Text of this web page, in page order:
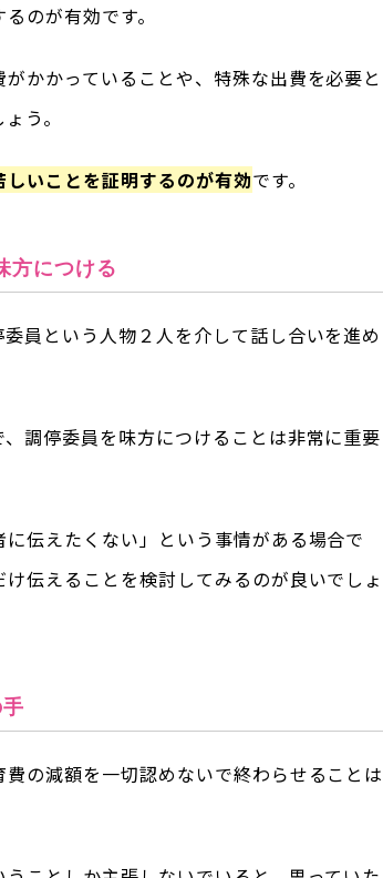
のが有効です。
かかっていることや、特殊な出費を必要と
う。
いことを証明するのが有効です。
方につける
員という人物２人を介して話し合いを進め
調停委員を味方につけることは非常に重要
伝えたくない」という事情がある場合で
伝えることを検討してみるのが良いでしょ
の減額を一切認めないで終わらせることは